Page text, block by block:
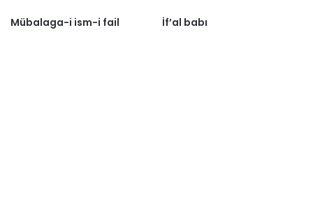
Mübalaga-i ism-i fail İf’al babı